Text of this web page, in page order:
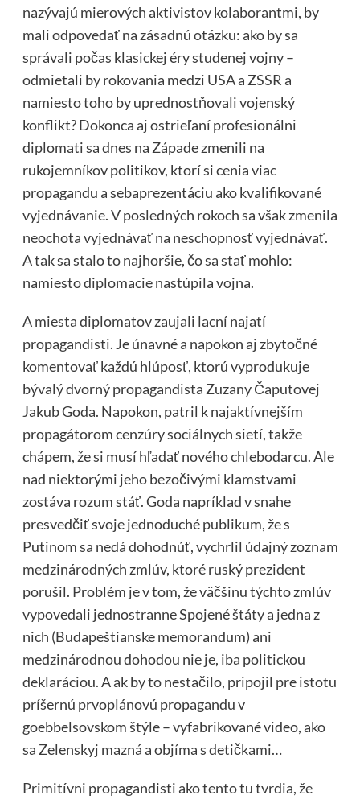
nazývajú mierových aktivistov kolaborantmi, by
mali odpovedať na zásadnú otázku: ako by sa
správali počas klasickej éry studenej vojny –
odmietali by rokovania medzi USA a ZSSR a
namiesto toho by uprednostňovali vojenský
konflikt? Dokonca aj ostrieľaní profesionálni
diplomati sa dnes na Západe zmenili na
rukojemníkov politikov, ktorí si cenia viac
propagandu a sebaprezentáciu ako kvalifikované
vyjednávanie. V posledných rokoch sa však zmenila
neochota vyjednávať na neschopnosť vyjednávať.
A tak sa stalo to najhoršie, čo sa stať mohlo:
namiesto diplomacie nastúpila vojna.
A miesta diplomatov zaujali lacní najatí
propagandisti. Je únavné a napokon aj zbytočné
komentovať každú hlúposť, ktorú vyprodukuje
bývalý dvorný propagandista Zuzany Čaputovej
Jakub Goda. Napokon, patril k najaktívnejším
propagátorom cenzúry sociálnych sietí, takže
chápem, že si musí hľadať nového chlebodarcu. Ale
nad niektorými jeho bezočivými klamstvami
zostáva rozum stáť. Goda napríklad v snahe
presvedčiť svoje jednoduché publikum, že s
Putinom sa nedá dohodnúť, vychrlil údajný zoznam
medzinárodných zmlúv, ktoré ruský prezident
porušil. Problém je v tom, že väčšinu týchto zmlúv
vypovedali jednostranne Spojené štáty a jedna z
nich (Budapeštianske memorandum) ani
medzinárodnou dohodou nie je, iba politickou
deklaráciou. A ak by to nestačilo, pripojil pre istotu
príšernú prvoplánovú propagandu v
goebbelsovskom štýle – vyfabrikované video, ako
sa Zelenskyj mazná a objíma s detičkami…
Primitívni propagandisti ako tento tu tvrdia, že